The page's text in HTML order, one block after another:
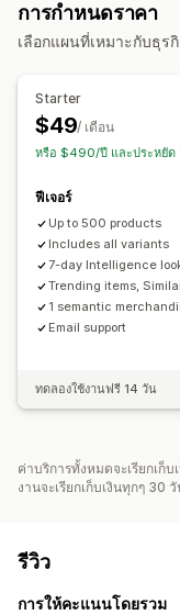
การตลาดและการขาย
กา
ภาพและรายงาน
แผนที่ความร้อน
การกำหนดราคา
เลือกแผนที่เหมาะกับธุ
Starter
$49/ เดือน
หรือ $490/ปี และประหยัด
ฟีเจอร์
Up to 500 products
Includes all variants
7-day Intelligence
Trending items,
1 semantic
Email support
ทดลองใช้งานฟรี 14 วัน
ค่าบริการทั้งหมดจะเรียกเก็
งานจะเรียกเก็บเงินทุกๆ 30
รีวิว
การให้คะแนนโดยรวม